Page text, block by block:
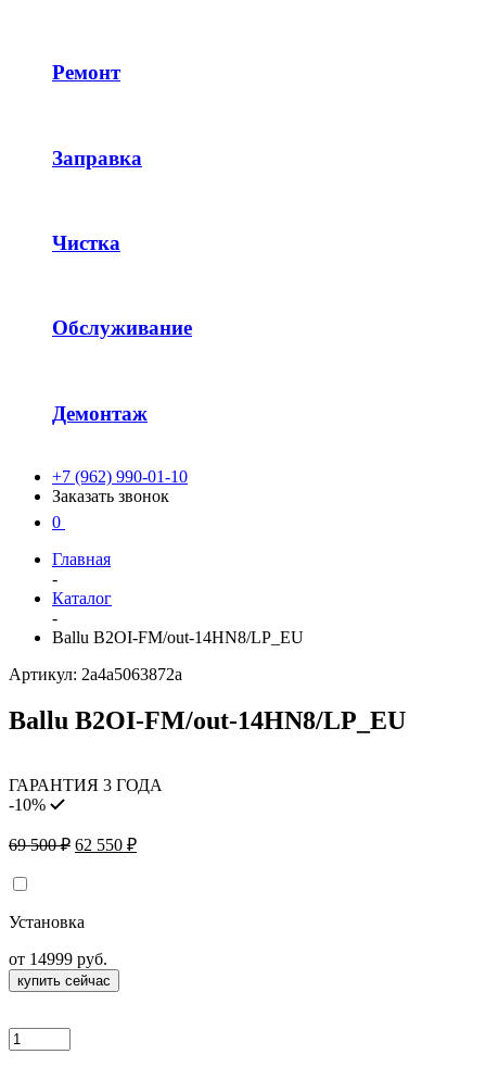
Ремонт
Заправка
Чистка
Обслуживание
Демонтаж
+7 (962) 990-01-10
Заказать звонок
0
Главная
-
Каталог
-
Ballu B2OI-FM/out-14HN8/LP_EU
Артикул: 2a4a5063872a
Ballu B2OI-FM/out-14HN8/LP_EU
ГАРАНТИЯ 3 ГОДА
-10%
69 500₽ Первоначальная
500 ₽.
62 550 ₽Текущая
Установка
от 14999 руб.
купить сейчас